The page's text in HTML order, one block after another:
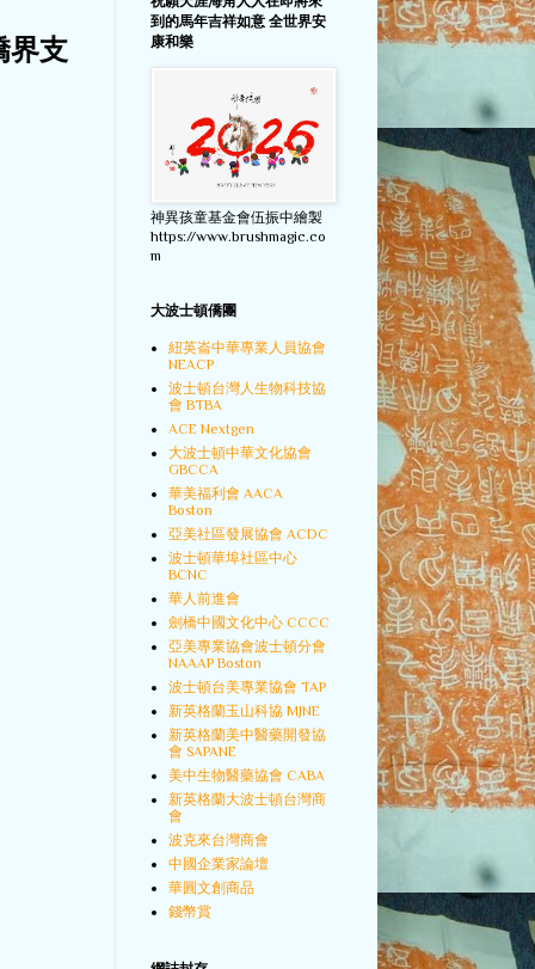
界支
到的馬年吉祥如意 全世界安
康和樂
神異孩童基金會伍振中繪製
https://www.brushmagic.co
m
大波士頓僑團
紐英崙中華專業人員協會
NEACP
波士頓台灣人生物科技協
會 BTBA
ACE Nextgen
大波士頓中華文化協會
GBCCA
華美福利會 AACA
Boston
亞美社區發展協會 ACDC
波士頓華埠社區中心
BCNC
華人前進會
劍橋中國文化中心 CCCC
亞美專業協會波士頓分會
NAAAP Boston
波士頓台美專業協會 TAP
新英格蘭玉山科協 MJNE
新英格蘭美中醫藥開發協
會 SAPANE
美中生物醫藥協會 CABA
新英格蘭大波士頓台灣商
會
波克來台灣商會
中國企業家論壇
華圓文創商品
錢幣賞